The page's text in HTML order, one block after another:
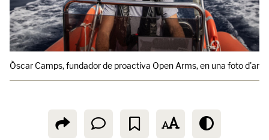
Òscar Camps, fundador de proactiva Open Arms, en una foto